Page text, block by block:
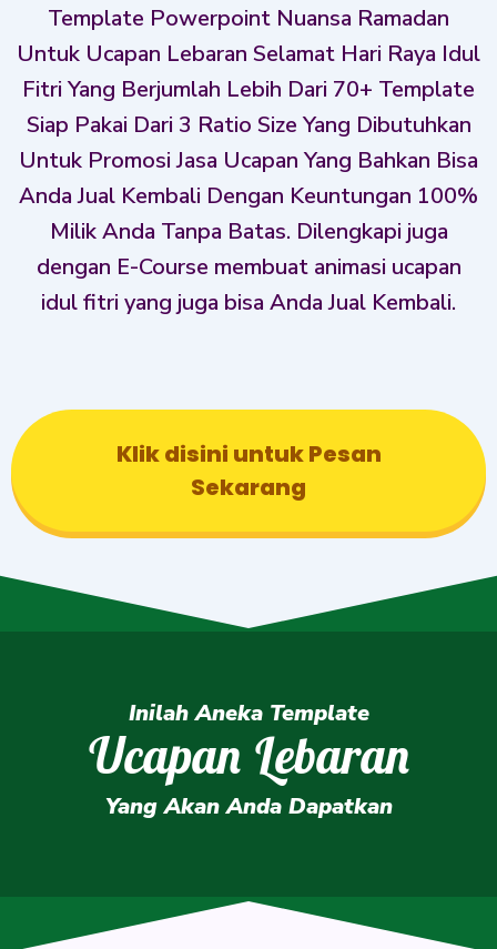
Template Powerpoint Nuansa Ramadan
Untuk Ucapan Lebaran Selamat Hari Raya Idul
Fitri Yang Berjumlah Lebih Dari 70+ Template
Siap Pakai Dari 3 Ratio Size Yang Dibutuhkan
Untuk Promosi Jasa Ucapan Yang Bahkan Bisa
Anda Jual Kembali Dengan Keuntungan 100%
Milik Anda Tanpa Batas. Dilengkapi juga
dengan E-Course membuat animasi ucapan
idul fitri yang juga bisa Anda Jual Kembali.
Klik disini untuk Pesan
Sekarang
Inilah Aneka Template
Ucapan Lebaran
Yang Akan Anda Dapatkan